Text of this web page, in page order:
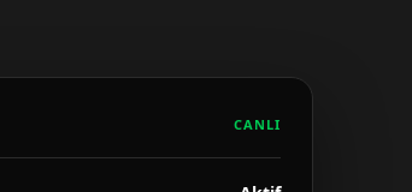
CANLI